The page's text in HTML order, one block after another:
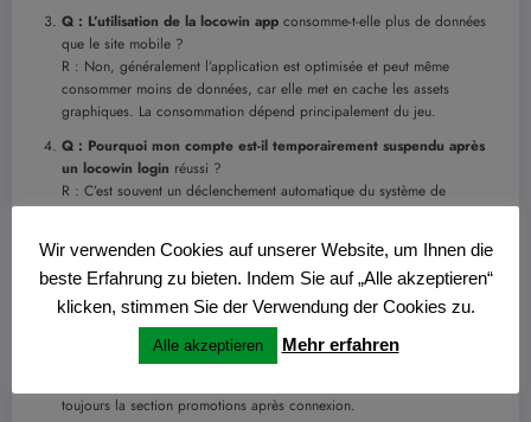
Q : L’utilisation de la locowin app consomme-t-elle plus de données
que le site mobile ?
R : Non, généralement l’application est optimisée et peut même
consommer moins de données, car elle met en cache les assets
graphiques. La consommation dépend principalement du jeu.
Q : Pourquoi mon compte est-il temporairement suspendu après
un locowin login réussi ?
R : C’est souvent un déclenchement automatique du système de
géographique inhabituelle, ou demande de vérification de compte en
attente.
Q : Les bonus sont-ils identiques que je me connecte via l’app ou
R : En grande partie oui, mais il peut exister des offres exclusives «
toujours la section promotions après connexion.
Wir verwenden Cookies auf unserer Website, um Ihnen die
beste Erfahrung zu bieten. Indem Sie auf „Alle akzeptieren“
klicken, stimmen Sie der Verwendung der Cookies zu.
Alle akzeptieren Mehr erfahren